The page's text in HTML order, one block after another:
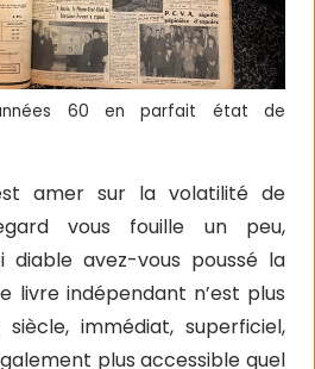
60 en parfait état de
amer sur la volatilité de
vous fouille un peu,
diable avez-vous poussé la
livre indépendant n’est plus
immédiat, superficiel,
plus accessible quel